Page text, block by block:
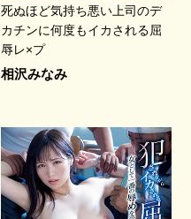
死ぬほど気持ち悪い上司のデ
カチンに何度もイカされる屈
辱レ×プ
相沢みなみ